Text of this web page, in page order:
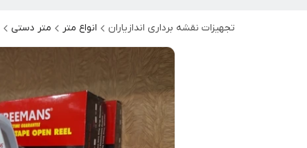
تجهیزات نقشه برداری اندازیاران انواع متر متر دستی